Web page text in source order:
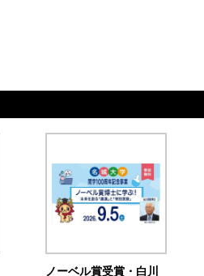
ノーベル賞受賞・白川